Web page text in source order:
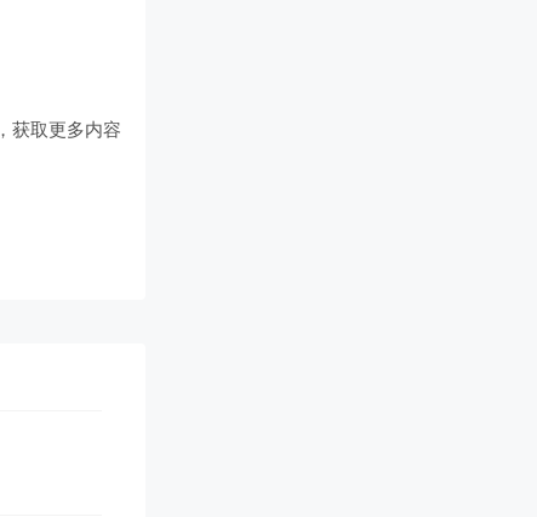
，获取更多内容